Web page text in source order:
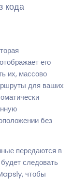
кода
его
их, массово
для ваших
без
передаются в
следовать
чтобы